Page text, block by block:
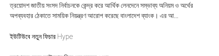
ত্রয়োদশ জাতীয় সংসদ নির্বাচনকে কেন্দ্র করে আর্থিক লেনদেনে সম্ভাব্য অনিয়ম ও অর্থের
অপব্যবহার ঠেকাতে সাময়িক নিয়ন্ত্রণ আরোপ করেছে বাংলাদেশ ব্যাংক। এর আ...
ইউটিউবে নতুন ফিচার Hype